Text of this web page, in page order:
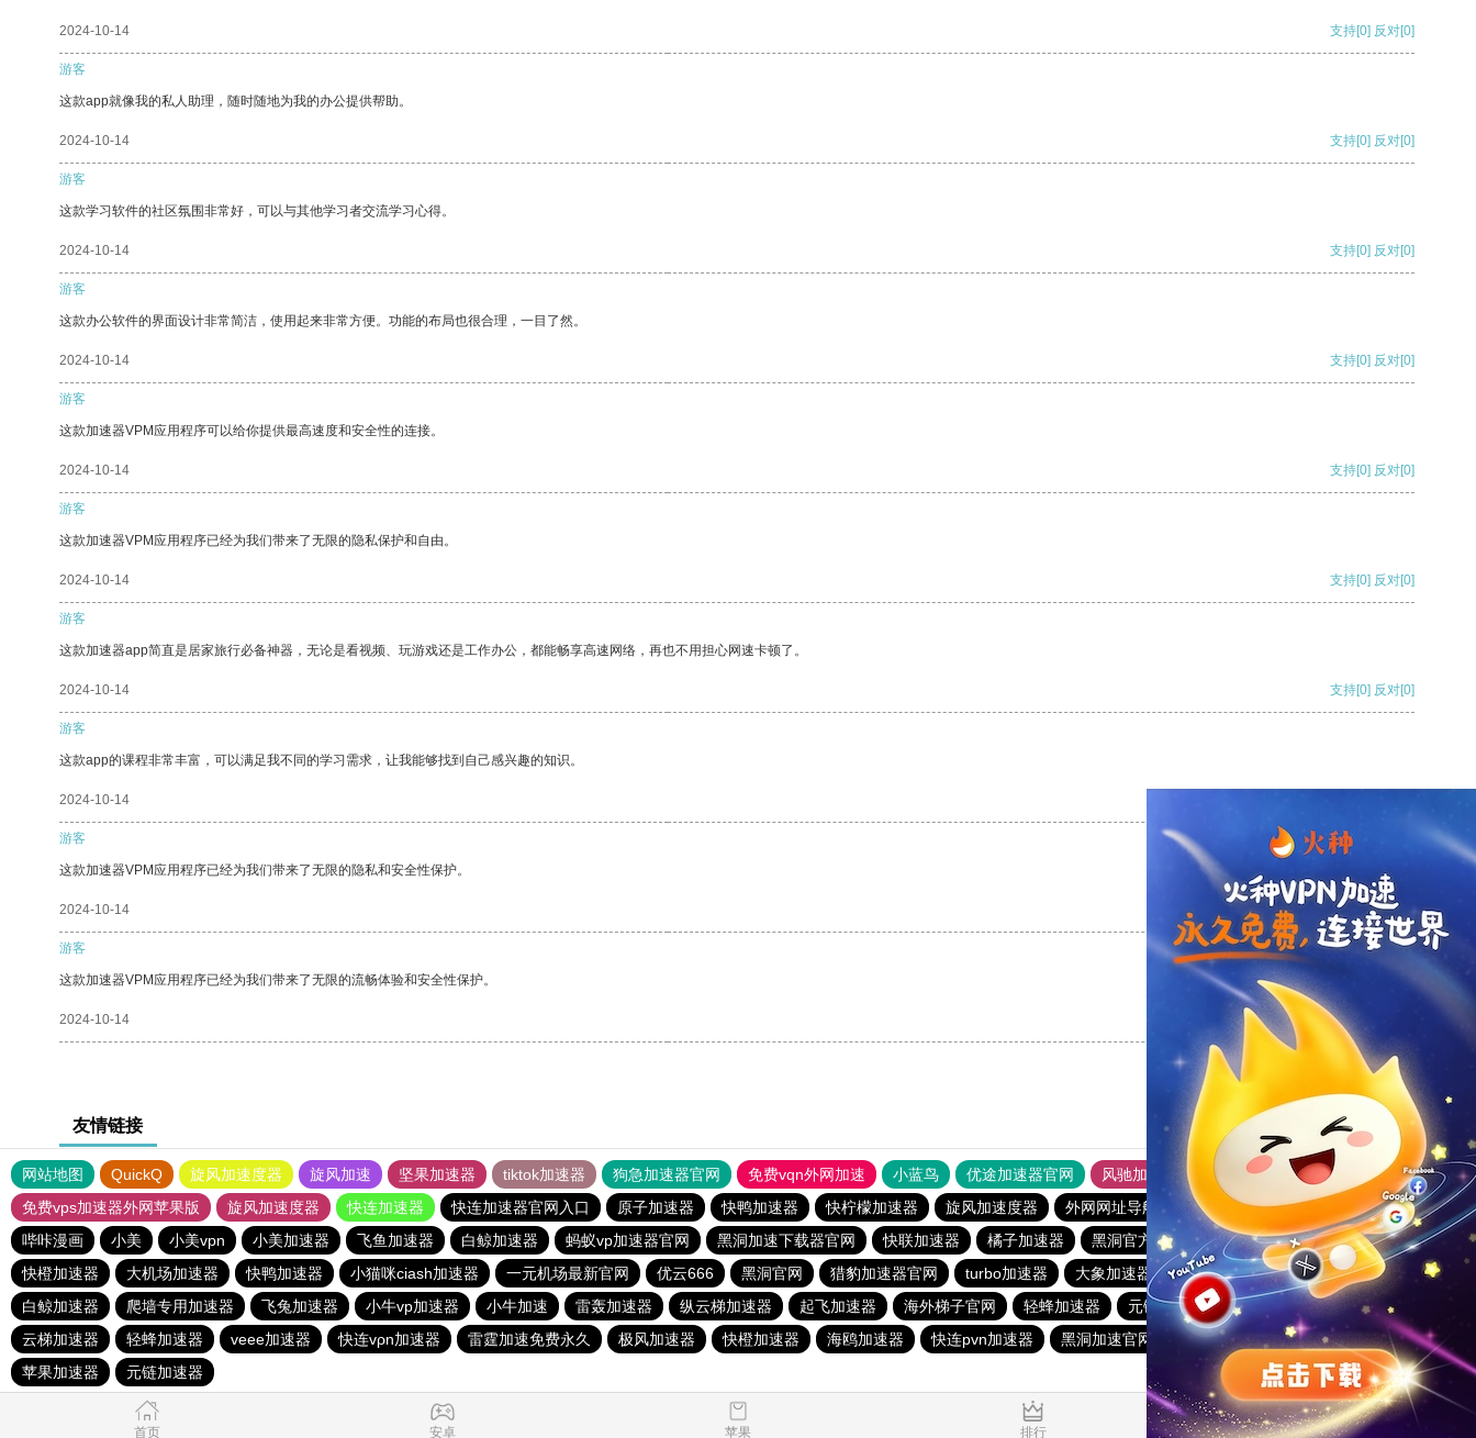
2024-10-14 支持[0] 反对[0]
游客
这款app就像我的私人助理，随时随地为我的办公提供帮助。
2024-10-14 支持[0] 反对[0]
游客
这款学习软件的社区氛围非常好，可以与其他学习者交流学习心得。
2024-10-14 支持[0] 反对[0]
游客
这款办公软件的界面设计非常简洁，使用起来非常方便。功能的布局也很合理，一目了然。
2024-10-14 支持[0] 反对[0]
游客
这款加速器VPM应用程序可以给你提供最高速度和安全性的连接。
2024-10-14 支持[0] 反对[0]
游客
这款加速器VPM应用程序已经为我们带来了无限的隐私保护和自由。
2024-10-14 支持[0] 反对[0]
游客
这款加速器app简直是居家旅行必备神器，无论是看视频、玩游戏还是工作办公，都能畅享高速网络，再也不用担心网速卡顿了。
2024-10-14 支持[0] 反对[0]
游客
这款app的课程非常丰富，可以满足我不同的学习需求，让我能够找到自己感兴趣的知识。
2024-10-14
游客
这款加速器VPM应用程序已经为我们带来了无限的隐私和安全性保护。
2024-10-14 支持 [0] 反对 [0]
游客
这款加速器VPM应用程序已经为我们带来了无限的流畅体验和安全性保护。
2024-10-14 支持
友情链接
网站地图 QuickQ 旋风加速度器 旋风加速 坚果加速器 tiktok加速器 狗急加速器官网 免费vqn外网加速 小蓝鸟 优途加速器官网 风驰加速器
旋风加速器
免费vps加速器外网苹果版
旋风加速度器 快连加速器 快连加速器官网入口 原子加速器 快鸭加速器 快柠檬加速器 旋风加速度器 外网网址导航 软件中心 雷霆加速
狂飙加速器
哔咔漫画
小美 小美vpn 小美加速器 飞鱼加速器 白鲸加速器 蚂蚁vp加速器官网 黑洞加速下载器官网 快联加速器 橘子加速器 黑洞官方加速器
2023免费加速神器
快橙加速器
大机场加速器 快鸭加速器 小猫咪ciash加速器 一元机场最新官网 优云666 黑洞官网 猎豹加速器官网 turbo加速器 大象加速器 雷霆加速免费永久
橘子加速器
白鲸加速器
爬墙专用加速器 飞兔加速器 小牛vp加速器 小牛加速 雷轰加速器 纵云梯加速器 起飞加速器 海外梯子官网 轻蜂加速器 元链加速器 CC加速器
大象加速器
云梯加速器
轻蜂加速器 veee加速器 快连vρn加速器 雷霆加速免费永久 极风加速器 快橙加速器 海鸥加速器 快连pvn加速器 黑洞加速官网 白鲸加速器
十大免费网络加速神器
苹果加速器
元链加速器
首页 安卓 苹果 排行 推荐